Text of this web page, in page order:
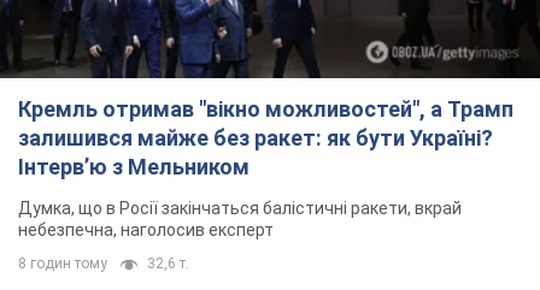
Україна має домовленості на щомісячну
поставку ракет до Patriot від США: Зеленський
розкрив подробиці
Київ також веде активні переговори з європейськими
партнерами
6 годин тому 35,8 т.
Дбала про учнів та підтримувала педагогів:
внаслідок удару РФ по Київщині загинула